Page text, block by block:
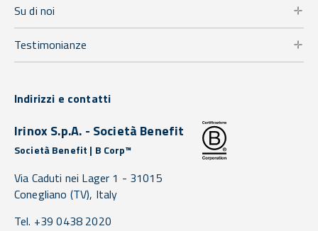
Su di noi
Testimonianze
Indirizzi e contatti
Irinox S.p.A. - Società Benefit
Società Benefit | B Corp™
Via Caduti nei Lager 1 - 31015
Conegliano (TV), Italy
Tel. +39 0438 2020